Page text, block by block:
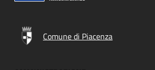
Comune di Piacenza